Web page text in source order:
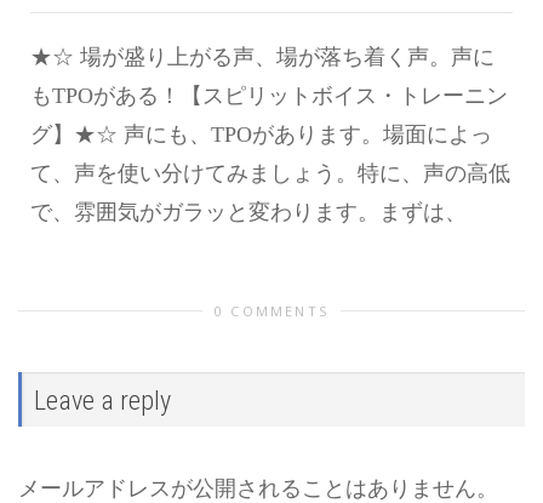
★☆ 場が盛り上がる声、場が落ち着く声。声に
もTPOがある！【スピリットボイス・トレーニン
グ】★☆ 声にも、TPOがあります。場面によっ
て、声を使い分けてみましょう。特に、声の高低
で、雰囲気がガラッと変わります。まずは、
0 COMMENTS
Leave a reply
メールアドレスが公開されることはありません。